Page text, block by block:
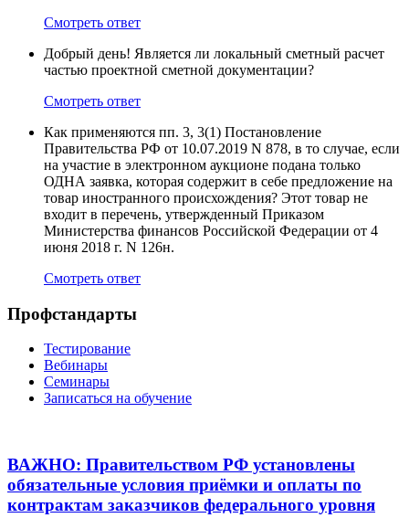
Смотреть ответ
Добрый день! Является ли локальный сметный расчет
частью проектной сметной документации?
Смотреть ответ
Как применяются пп. 3, 3(1) Постановление
Правительства РФ от 10.07.2019 N 878, в то случае, если
на участие в электронном аукционе подана только
ОДНА заявка, которая содержит в себе предложение на
товар иностранного происхождения? Этот товар не
входит в перечень, утвержденный Приказом
Министерства финансов Российской Федерации от 4
июня 2018 г. N 126н.
Смотреть ответ
Профстандарты
Тестирование
Вебинары
Семинары
Записаться на обучение
ВАЖНО: Правительством РФ установлены
обязательные условия приёмки и оплаты по
контрактам заказчиков федерального уровня